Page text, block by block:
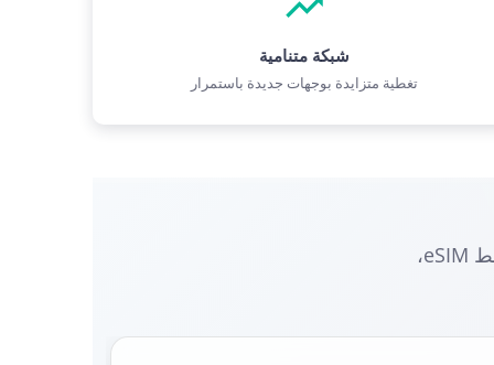
شبكة متنامية
تغطية متزايدة بوجهات جديدة باستمرار
احصل على إجابات للأسئلة المتكررة حول الاتصال بـ San Marino، وخطط eSIM،